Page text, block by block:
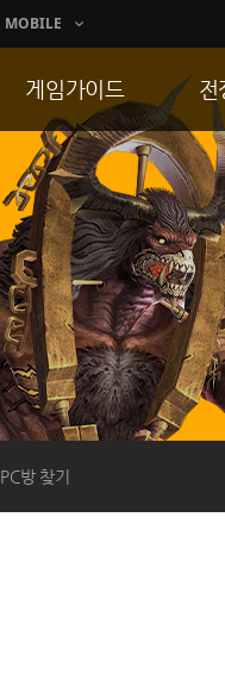
MOBILE
PC방 찾기
게임가이드
게임 특징
서버가이드
신병훈련소
세부가이드
통합보급센터
전
통
공